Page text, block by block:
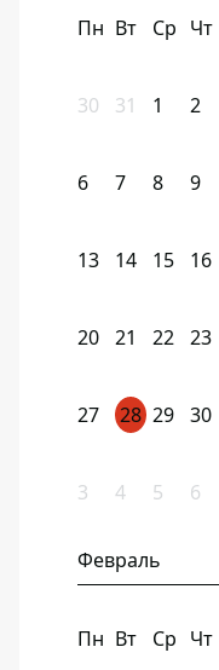
Пн Вт Ср Чт
30 31 1 2
6 7 8 9
13 14 15 16
20 21 22 23
27 28 29 30
3 4 5 6
Февраль
Пн Вт Ср Чт